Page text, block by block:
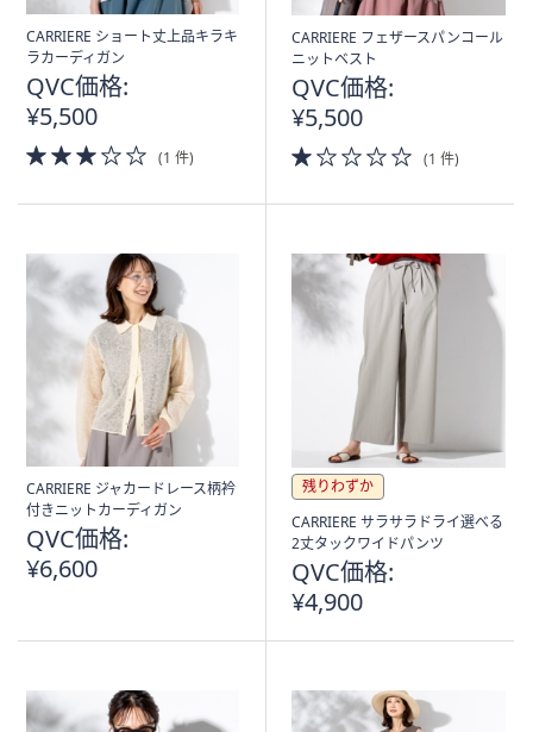
CARRIERE ショート丈上品キラキ
ラカーディガン
QVC価格:
¥5,500
3.0
of
(1 件)
CARRIERE フェザースパンコール
ニットベスト
QVC価格:
¥5,500
1.0
of
(1 件)
CARRIERE ジャカードレース柄衿
付きニットカーディガン
QVC価格:
¥6,600
残りわずか
CARRIERE サラサラドライ選べる
2丈タックワイドパンツ
QVC価格:
¥4,900